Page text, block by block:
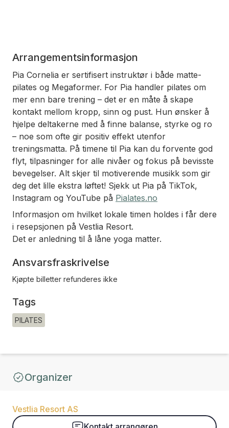
Arrangementsinformasjon
Pia Cornelia er sertifisert instruktør i både matte-
pilates og Megaformer. For Pia handler pilates om
mer enn bare trening – det er en måte å skape
kontakt mellom kropp, sinn og pust. Hun ønsker å
hjelpe deltakerne med å finne balanse, styrke og ro
– noe som ofte gir positiv effekt utenfor
treningsmatta. På timene til Pia kan du forvente god
flyt, tilpasninger for alle nivåer og fokus på bevisste
bevegelser. Alt skjer til motiverende musikk som gir
deg det lille ekstra løftet! Sjekk ut Pia på TikTok,
Instagram og YouTube på Pialates.no
Informasjon om hvilket lokale timen holdes i får dere
i resepsjonen på Vestlia Resort.
Det er anledning til å låne yoga matter.
Ansvarsfraskrivelse
Kjøpte billetter refunderes ikke
Tags
PILATES
Organizer
Vestlia Resort AS